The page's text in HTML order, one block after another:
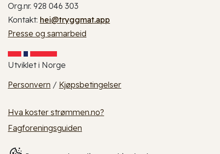
Org.nr. 928 046 303
Kontakt: hei@tryggmat.app
Presse og samarbeid
Utviklet i Norge
Personvern / Kjøpsbetingelser
Hva koster strømmen.no?
Fagforeningsguiden